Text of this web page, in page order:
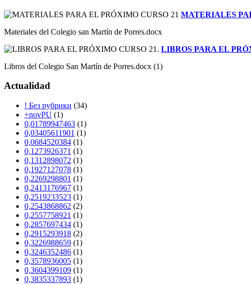
MATERIALES
Materiales del Colegio san Martín de Porres.docx
LIBROS PARA EL
Libros del Colegio San Martín de Porres.docx (1)
Actualidad
! Без рубрики (34)
+novPU (1)
0,01789947463 (1)
0,03405611901 (1)
0,0684520384 (1)
0,1273926371 (1)
0,1312898072 (1)
0,1927127078 (1)
0,2269298801 (1)
0,2413176967 (1)
0,2519233523 (1)
0,2543868862 (2)
0,2557758921 (1)
0,2857697434 (1)
0,2915293918 (2)
0,3226988659 (1)
0,3246352486 (1)
0,3578936005 (1)
0,3604399109 (1)
0,3835337893 (1)